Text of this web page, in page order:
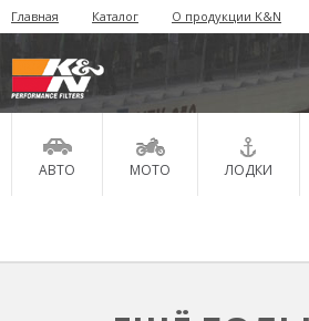
Главная Каталог О продукции K&N
АВТО МОТО ЛОДКИ